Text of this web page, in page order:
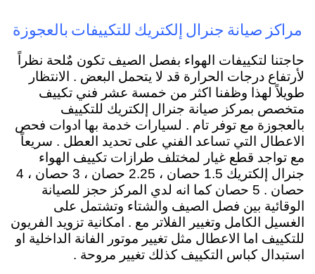
مراكز صيانة جنرال إلكتريك للتكييفات بالعجوزة
حاجتنا لتكييفات الهواء بفصل الصيف تكون مٌلحة نظراً
لأرتفاع درجات الحرارة قد لا يتحمل البعض . الانتظار
طويلاً لهذا وظفنا اكثر من خمسة عشر فني تكييف
متخصص بمركز صيانة جنرال إلكتريك للتكييف
بالعجوزة مع توفر تام . لسيارات خدمة بها ادوات فحص
الاعطال التي تساعد الفني على تحديد العطل . سريعاً
مع تواجد قطع غيار لمختلف طرازات تكييف الهواء
جنرال إلكتريك 1.5 حصان ، 2.25 حصان ، 3 حصان ، 4
حصان . 5 حصان كما انه لدي المركز حجز للصيانة
الوقائية بين فصل الصيف والشتاء وتشتمل على
الغسيل الكامل وتغيير الفلاتر مع . امكانية تزويد الفريون
للتكييف اما الاعطال مثل تغيير موتور الفانة الداخلية او
استبدال كباس التكييف كذلك تغيير مروحة .